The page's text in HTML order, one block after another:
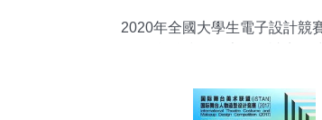
2020年全國大學生電子設計競